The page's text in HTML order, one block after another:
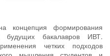
концепция формирования
будущих бакалавров ИВТ.
четких подходов